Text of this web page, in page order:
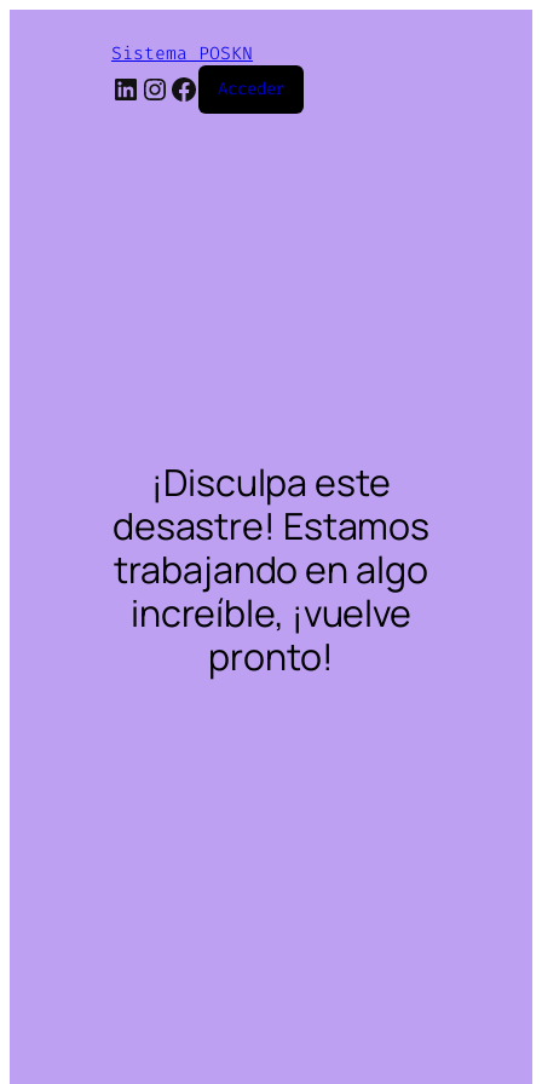
Sistema POSKN
LinkedIn
Instagram
Facebook
Acceder
¡Disculpa este
desastre! Estamos
trabajando en algo
increíble, ¡vuelve
pronto!